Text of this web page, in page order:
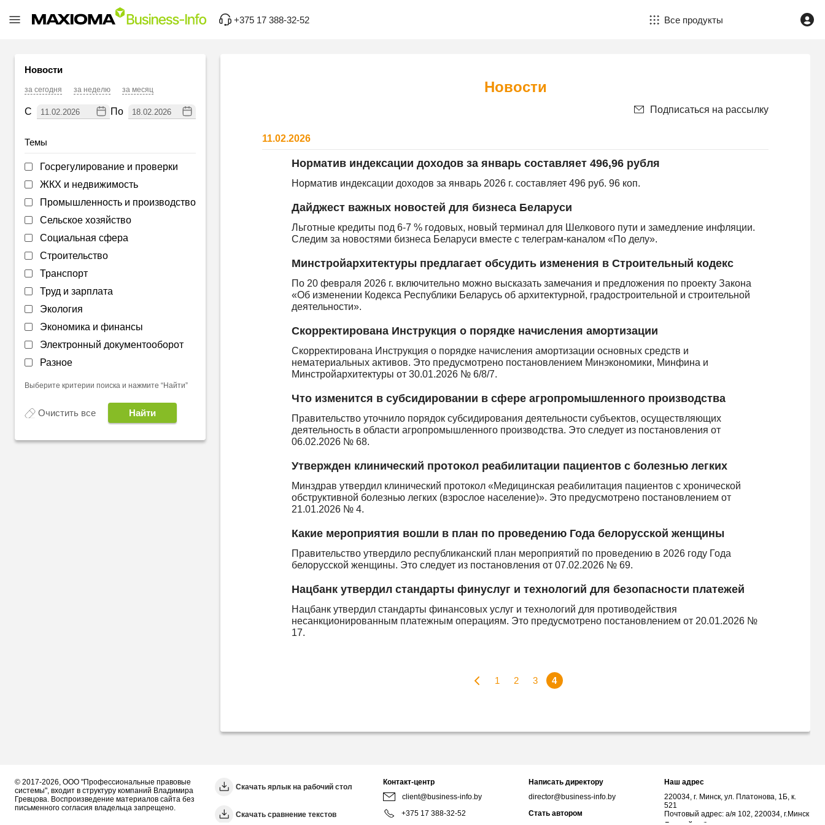
+375 17 388-32-52 Все продукты
Новости
за сегодня за неделю за месяц
С По
Темы
Госрегулирование и проверки
ЖКХ и недвижимость
Промышленность и производство
Сельское хозяйство
Социальная сфера
Строительство
Транспорт
Труд и зарплата
Экология
Экономика и финансы
Электронный документооборот
Разное
Выберите критерии поиска и нажмите “Найти”
Очистить все
Новости
Подписаться на рассылку
11.02.2026
Норматив индексации доходов за январь составляет 496,96 рубля
Норматив индексации доходов за январь 2026 г. составляет 496 руб. 96 коп.
Дайджест важных новостей для бизнеса Беларуси
Льготные кредиты под 6-7 % годовых, новый терминал для Шелкового пути и замедление инфляции.
Следим за новостями бизнеса Беларуси вместе с телеграм-каналом «По делу».
Минстройархитектуры предлагает обсудить изменения в Строительный кодекс
По 20 февраля 2026 г. включительно можно высказать замечания и предложения по проекту Закона
«Об изменении Кодекса Республики Беларусь об архитектурной, градостроительной и строительной
деятельности».
Скорректирована Инструкция о порядке начисления амортизации
Скорректирована Инструкция о порядке начисления амортизации основных средств и
нематериальных активов. Это предусмотрено постановлением Минэкономики, Минфина и
Минстройархитектуры от 30.01.2026 № 6/8/7.
Что изменится в субсидировании в сфере агропромышленного производства
Правительство уточнило порядок субсидирования деятельности субъектов, осуществляющих
деятельность в области агропромышленного производства. Это следует из постановления от
06.02.2026 № 68.
Утвержден клинический протокол реабилитации пациентов с болезнью легких
Минздрав утвердил клинический протокол «Медицинская реабилитация пациентов с хронической
обструктивной болезнью легких (взрослое население)». Это предусмотрено постановлением от
21.01.2026 № 4.
Какие мероприятия вошли в план по проведению Года белорусской женщины
Правительство утвердило республиканский план мероприятий по проведению в 2026 году Года
белорусской женщины. Это следует из постановления от 07.02.2026 № 69.
Нацбанк утвердил стандарты финуслуг и технологий для безопасности платежей
Нацбанк утвердил стандарты финансовых услуг и технологий для противодействия
несанкционированным платежным операциям. Это предусмотрено постановлением от 20.01.2026 №
17.
1 2 3 4
© 2017-2026, ООО "Профессиональные правовые
системы", входит в структуру компаний Владимира
Гревцова. Воспроизведение материалов сайта без
письменного согласия владельца запрещено.
Скачать ярлык на рабочий стол
Cкачать сравнение текстов
Контакт-центр
client@business-info.by
+375 17 388-32-52
Написать директору
director@business-info.by
Стать автором
Наш адрес
220034, г. Минск, ул. Платонова, 1Б, к.
521
Почтовый адрес: а/я 102, 220034, г.Минск